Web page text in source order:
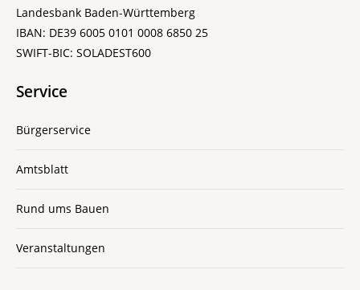
Landesbank Baden-Württemberg
IBAN: DE39 6005 0101 0008 6850 25
SWIFT-BIC: SOLADEST600
Service
Bürgerservice
Amtsblatt
Rund ums Bauen
Veranstaltungen